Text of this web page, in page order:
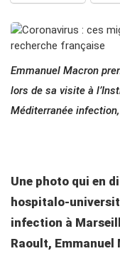
Emmanuel Macron
lors de sa visite à
Méditerranée
Une photo qui en
hospitalo-
infection à
Raoult, Emmanuel